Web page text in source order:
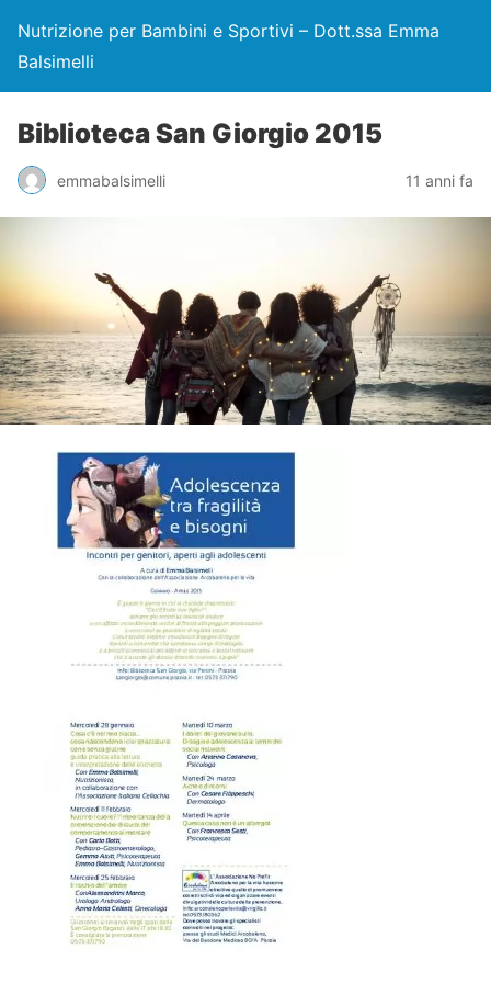
Nutrizione per Bambini e Sportivi – Dott.ssa Emma
Balsimelli
Biblioteca San Giorgio 2015
emmabalsimelli 11 anni fa